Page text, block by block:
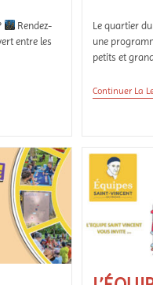
Rendez-
entre les
Le quartier
une
petits et
Continuer La